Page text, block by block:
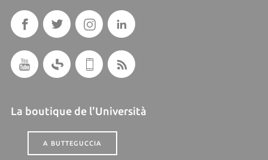
La boutique de l'Università
A BUTTEGUCCIA